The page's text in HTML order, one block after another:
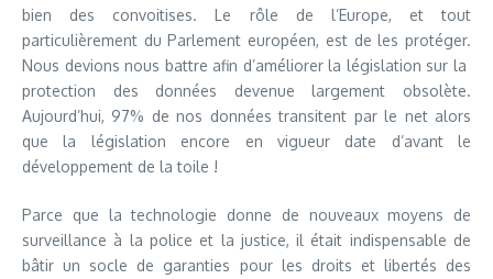
bien des convoitises. Le rôle de l’Europe, et tout
particulièrement du Parlement européen, est de les protéger.
Nous devions nous battre afin d’améliorer la législation sur la
protection des données devenue largement obsolète.
Aujourd’hui, 97% de nos données transitent par le net alors
que la législation encore en vigueur date d’avant le
développement de la toile !
Parce que la technologie donne de nouveaux moyens de
surveillance à la police et la justice, il était indispensable de
bâtir un socle de garanties pour les droits et libertés des